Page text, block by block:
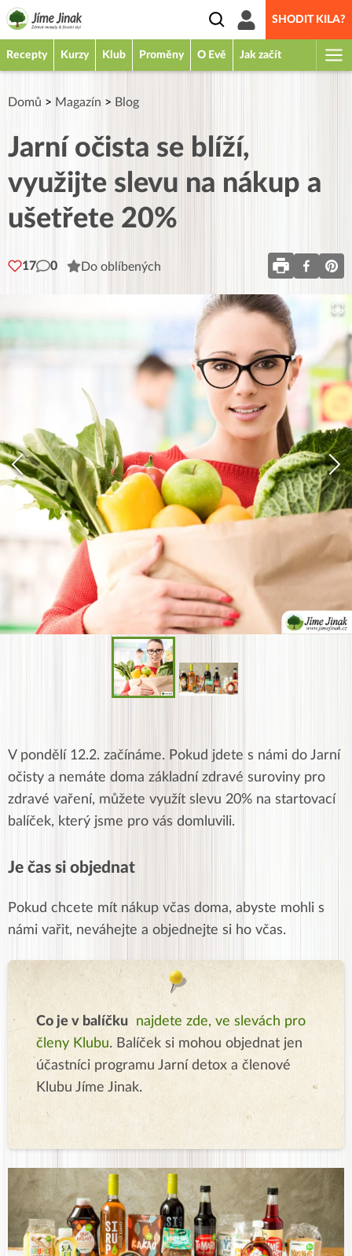
SHODIT KILA?
Recepty Kurzy Klub Proměny O Evě Jak začít
Domů > Magazín > Blog
Jarní očista se blíží,
využijte slevu na nákup a
ušetřete 20%
17 0 Do oblíbených
V pondělí 12.2. začínáme. Pokud jdete s námi do Jarní
očisty a nemáte doma základní zdravé suroviny pro
zdravé vaření, můžete využít slevu 20% na startovací
balíček, který jsme pro vás domluvili.
Je čas si objednat
Pokud chcete mít nákup včas doma, abyste mohli s
námi vařit, neváhejte a objednejte si ho včas.
Co je v balíčku
najdete zde, ve slevách pro
členy Klubu. Balíček si mohou objednat jen
účastníci programu Jarní detox a členové
Klubu Jíme Jinak.